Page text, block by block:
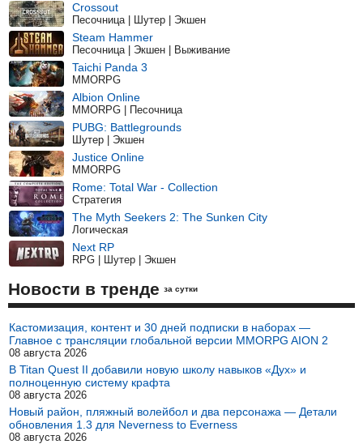
Crossout
Песочница | Шутер | Экшен
Steam Hammer
Песочница | Экшен | Выживание
Taichi Panda 3
MMORPG
Albion Online
MMORPG | Песочница
PUBG: Battlegrounds
Шутер | Экшен
Justice Online
MMORPG
Rome: Total War - Collection
Стратегия
The Myth Seekers 2: The Sunken City
Логическая
Next RP
RPG | Шутер | Экшен
Новости в тренде за сутки
Кастомизация, контент и 30 дней подписки в наборах —
Главное с трансляции глобальной версии MMORPG AION 2
08 августа 2026
В Titan Quest II добавили новую школу навыков «Дух» и
полноценную систему крафта
08 августа 2026
Новый район, пляжный волейбол и два персонажа — Детали
обновления 1.3 для Neverness to Everness
08 августа 2026